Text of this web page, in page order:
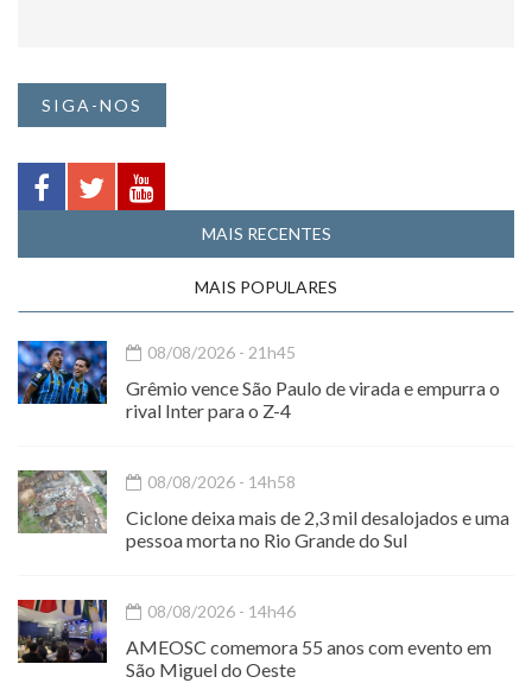
SIGA-NOS
MAIS RECENTES
MAIS POPULARES
08/08/2026 - 21h45
Grêmio vence São Paulo de virada e empurra o
rival Inter para o Z-4
08/08/2026 - 14h58
Ciclone deixa mais de 2,3 mil desalojados e uma
pessoa morta no Rio Grande do Sul
08/08/2026 - 14h46
AMEOSC comemora 55 anos com evento em
São Miguel do Oeste